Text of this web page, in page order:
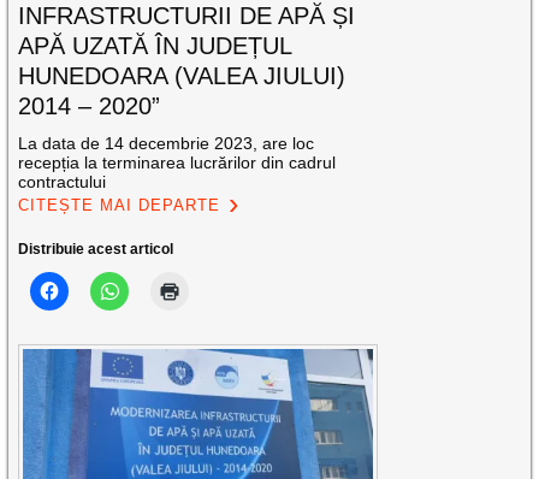
INFRASTRUCTURII DE APĂ ȘI
APĂ UZATĂ ÎN JUDEȚUL
HUNEDOARA (VALEA JIULUI)
2014 – 2020”
La data de 14 decembrie 2023, are loc
recepția la terminarea lucrărilor din cadrul
contractului
CITEȘTE MAI DEPARTE
Distribuie acest articol